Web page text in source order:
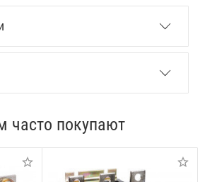
часто покупают